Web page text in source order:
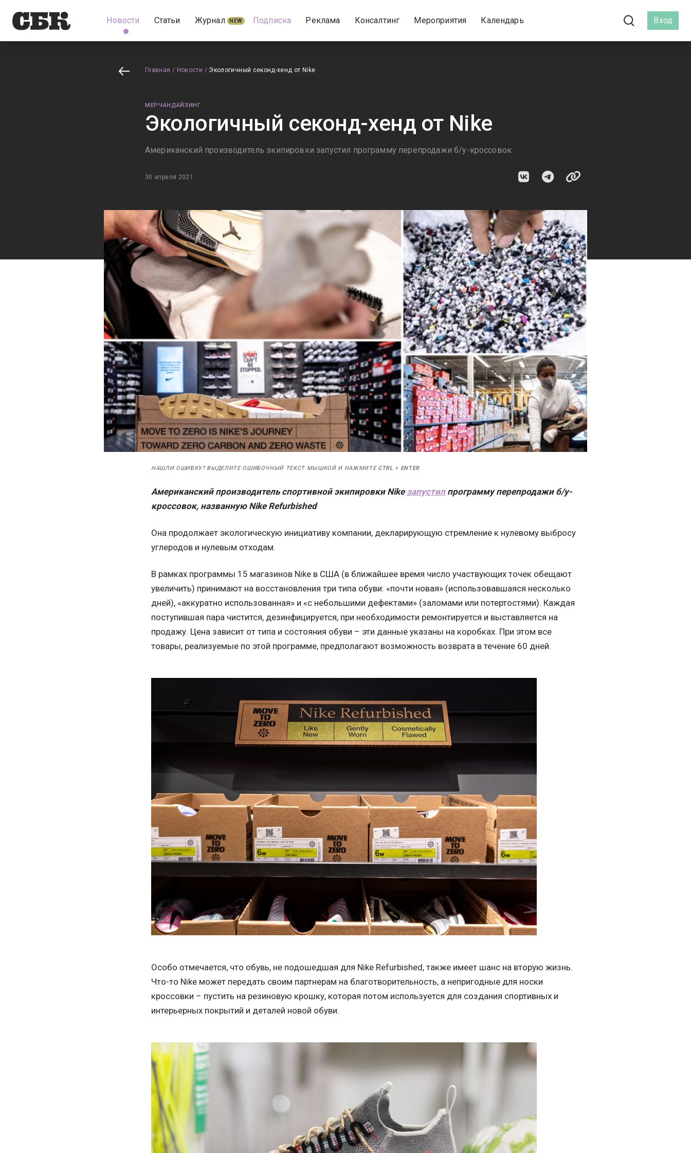
Новости Статьи Журнал NEW Подписка Реклама Консалтинг Мероприятия Календарь Вход
Главная / Новости / Экологичный секонд-хенд от Nike
МЕРЧАНДАЙЗИНГ
Экологичный секонд-хенд от Nike
Американский производитель экипировки запустил программу перепродажи б/у-кроссовок
30 апреля 2021
НАШЛИ ОШИБКУ? ВЫДЕЛИТЕ ОШИБОЧНЫЙ ТЕКСТ МЫШКОЙ И НАЖМИТЕ CTRL + ENTER
Американский производитель спортивной экипировки Nike запустилпрограмму перепродажи б/у-
кроссовок, названную Nike Refurbished
Она продолжает экологическую инициативу компании, декларирующую стремление к нулевому выбросу
углеродов и нулевым отходам.
В рамках программы 15 магазинов Nike в США (в ближайшее время число участвующих точек обещают
увеличить) принимают на восстановления три типа обуви: «почти новая» (использовавшаяся несколько
дней), «аккуратно использованная» и «с небольшими дефектами» (заломами или потертостями). Каждая
поступившая пара чистится, дезинфицируется, при необходимости ремонтируется и выставляется на
продажу. Цена зависит от типа и состояния обуви – эти данные указаны на коробках. При этом все
товары, реализуемые по этой программе, предполагают возможность возврата в течение 60 дней.
Особо отмечается, что обувь, не подошедшая для Nike Refurbished, также имеет шанс на вторую жизнь.
Что-то Nike может передать своим партнерам на благотворительность, а непригодные для носки
кроссовки – пустить на резиновую крошку, которая потом используется для создания спортивных и
интерьерных покрытий и деталей новой обуви.